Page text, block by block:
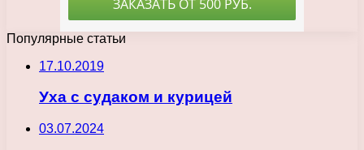
Популярные статьи
17.10.2019
Уха с судаком и курицей
03.07.2024